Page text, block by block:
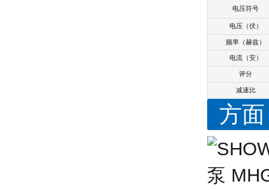
电压符号
电压（伏）
频率（赫兹）
电流（安）
评分
减速比
方面